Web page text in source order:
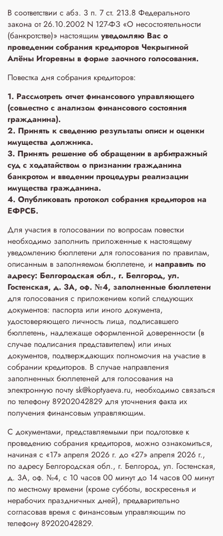
В соответствии с абз. 3 п. 7 ст. 213.8 Федерального
закона от 26.10.2002 N 127-ФЗ «О несостоятельности
(банкротстве)» настоящим уведомляю Вас о
проведении собрания кредиторов Чекрыгиной
Алёны Игоревны в форме заочного голосования.
Повестка дня собрания кредиторов:
1. Рассмотреть отчет финансового управляющего
(совместно с анализом финансового состояния
гражданина).
2. Принять к сведению результаты описи и оценки
имущества должника.
3. Принять решение об обращении в арбитражный
суд с ходатайством о признании гражданина
банкротом и введении процедуры реализации
имущества гражданина.
4. Опубликовать протокол собрания кредиторов на
ЕФРСБ.
Для участия в голосовании по вопросам повестки
необходимо заполнить приложенные к настоящему
уведомлению бюллетени для голосования по правилам,
описанным в заполняемом бюллетене, и направить по
адресу: Белгородская обл., г. Белгород, ул.
Гостенская, д. 3A, оф. №4, заполненные бюллетени
для голосования с приложением копий следующих
документов: паспорта или иного документа,
удостоверяющего личность лица, подписавшего
бюллетень, надлежаще оформленной доверенности (в
случае подписания представителем) или иных
документов, подтверждающих полномочия на участие в
собрании кредиторов. В случае направления
заполненных бюллетеней для голосования на
электронную почту sk@koptyaeva.ru, необходимо связаться
по телефону 89202042829 для уточнения факта их
получения финансовым управляющим.
С документами, представляемыми при подготовке к
проведению собрания кредиторов, можно ознакомиться,
начиная с «17» апреля 2026 г. до «27» апреля 2026 г.,
по адресу Белгородская обл., г. Белгород, ул. Гостенская,
д. 3A, оф. №4, с 10 часов 00 минут до 14 часов 00 минут
по местному времени (кроме субботы, воскресенья и
нерабочих праздничных дней), предварительно
согласовав время с финансовым управляющим по
телефону 89202042829.